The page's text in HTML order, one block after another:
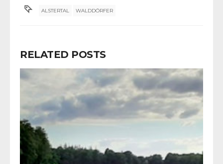
ALSTERTAL WALDDÖRFER
RELATED POSTS